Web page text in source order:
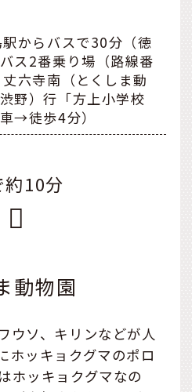
からバスで30分（徳
ス2番乗り場（路線番
六寺南（とくしま動
野）行「方上小学校
→徒歩4分）
約10分
動物園
ウソ、キリンなどが人
ホッキョクグマのポロ
ホッキョクグマなの